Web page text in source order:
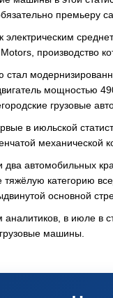
премьеру
электрическим
производство
мощностью
грузовые
в июльской
механической
два автомобильных
тяжёлую категорию
основной
аналитиков, в июле в
машины.